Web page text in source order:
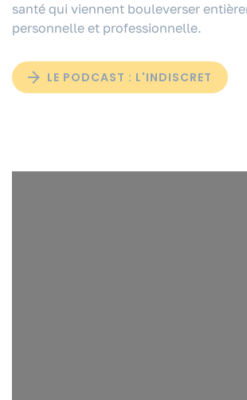
santé qui viennent bouleverser
personnelle et professionnelle.
LE PODCAST : L'INDISCRET